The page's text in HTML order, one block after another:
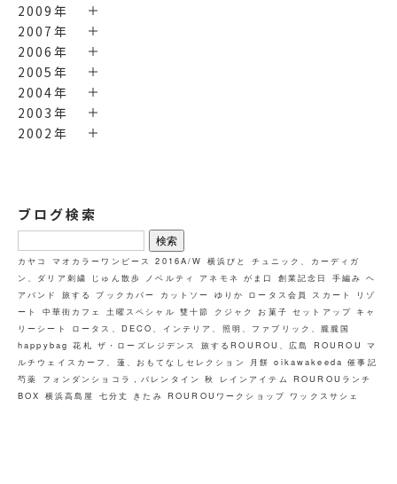
2009年
2007年
2006年
2005年
2004年
2003年
2002年
ブログ検索
検
索:
カヤコ マオカラーワンピース 2016A/W 横浜びと
チュニック、カーディガ
ン、ダリア刺繍
じゅん散歩 ノベルティ アネモネ がま口 創業記念日 手編み ヘ
アバンド
旅する ブックカバー カットソー ゆりか ロータス会員 スカート
リゾ
ート
中華街カフェ 土曜スペシャル 雙十節 クジャク お菓子 セットアップ キャ
リーシート
ロータス、DECO、インテリア、照明、ファブリック、朧朧国
happybag 花札 ザ・ローズレジデンス 旅するROUROU、広島 ROUROU マ
ルチウェイスカーフ、蓮、おもてなしセレクション
月餅 oikawakeeda 催事記
芍薬
フォンダンショコラ，バレンタイン 秋 レインアイテム ROUROUランチ
BOX 横浜高島屋 七分丈 きたみ ROUROUワークショップ ワックスサシェ